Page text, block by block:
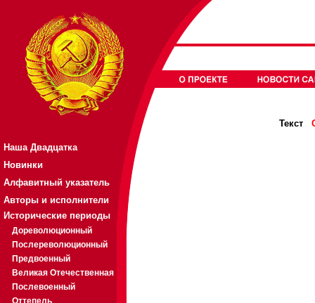
Наша Двадцатка
Новинки
Алфавитный указатель
Авторы и исполнители
Исторические периоды
Дореволюционный
Послереволюционный
Предвоенный
Великая Отечественная
Послевоенный
Оттепель
Текст